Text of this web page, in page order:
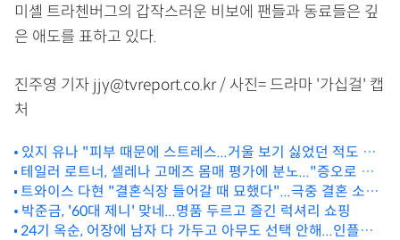
미셸 트라첸버그의 갑작스러운 비보에 팬들과 동료들은 깊
은 애도를 표하고 있다.
진주영 기자 jjy@tvreport.co.kr / 사진= 드라마 '가십걸' 캡
처
있지 유나 "피부 때문에 스트레스...거울 보기 싫었던 적도 있
어"
테일러 로트너, 셀레나 고메즈 몸매 평가에 분노..."증오로 가
득 찬 세상" [할리웃통신]
트와이스 다현 "결혼식장 들어갈 때 묘했다"...극중 결혼 소감
밝혀 ('영스트리트')
박준금, '60대 제니' 맞네...명품 두르고 즐긴 럭셔리 쇼핑
24기 옥순, 어장에 남자 다 가두고 아무도 선택 안해...인플루